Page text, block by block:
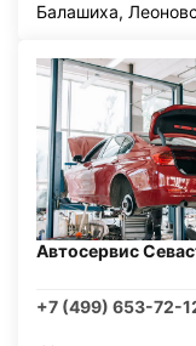
Балашиха,
Автосервис
+7 (499) 653-72-